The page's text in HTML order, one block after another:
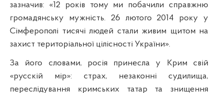
зазначив: «12 років тому ми побачили справжню
громадянську мужність. 26 лютого 2014 року у
Сімферополі тисячі людей стали живим щитом на
захист територіальної цілісності України».
За його словами, росія принесла у Крим свій
«русскій мір»: страх, незаконні судилища,
переслідування кримських татар та знищення